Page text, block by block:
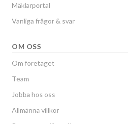
Mäklarportal
Vanliga frågor & svar
OM OSS
Om företaget
Team
Jobba hos oss
Allmänna villkor